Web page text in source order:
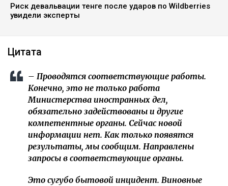
Риск девальвации тенге после ударов по Wildberries
увидели эксперты
Цитата
– Проводятся соответствующие работы.
Конечно, это не только работа
Министерства иностранных дел,
обязательно задействованы и другие
компетентные органы. Сейчас новой
информации нет. Как только появятся
результаты, мы сообщим. Направлены
запросы в соответствующие органы.
Это сугубо бытовой инцидент. Виновные